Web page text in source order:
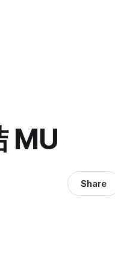
MU
Share